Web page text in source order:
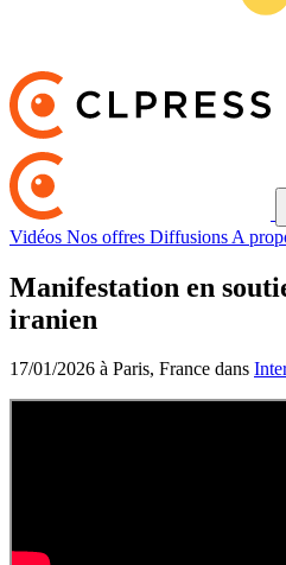
Vidéos Nos offres Diffusions A
Manifestation en
iranien
17/01/2026 à Paris, France dans